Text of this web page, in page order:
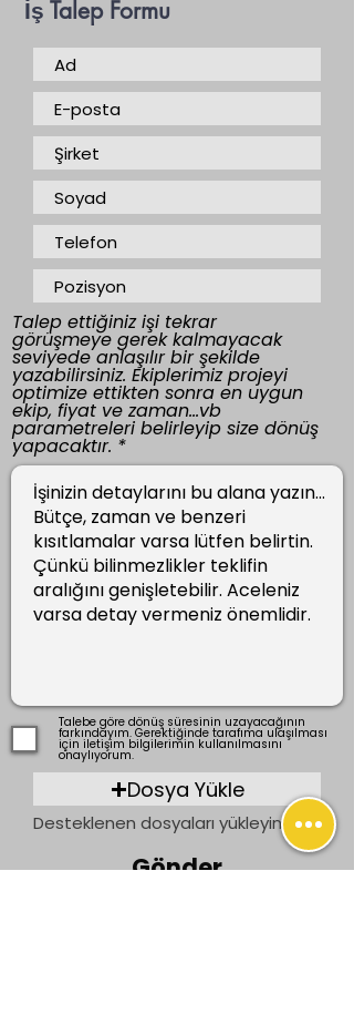
İş Talep Formu
Talep ettiğiniz işi tekrar
görüşmeye gerek kalmayacak
seviyede anlaşılır bir şekilde
yazabilirsiniz. Ekiplerimiz projeyi
optimize ettikten sonra en uygun
ekip, fiyat ve zaman...vb
parametreleri belirleyip size dönüş
yapacaktır.
Talebe göre dönüş süresinin uzayacağının
farkındayım. Gerektiğinde tarafıma ulaşılması
için iletişim bilgilerimin kullanılmasını
onaylıyorum.
Dosya Yükle
Desteklenen dosyaları yükleyin (En fazla 15 MB)
Gönder